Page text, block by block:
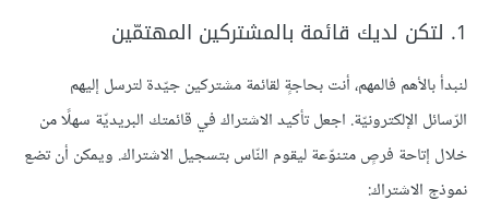
1. لتكن لديك قائمة بالمشتركين المهتمّين
لنبدأ بالأهم فالمهم، أنت بحاجةٍ لقائمة مشتركين جيّدة لترسل إليهم
الرّسائل الإلكترونيّة. اجعل تأكيد الاشتراك في قائمتك البريديّة سهلًا من
خلال إتاحة فرصٍ متنوّعة ليقوم النّاس بتسجيل الاشتراك. ويمكن أن تضع
نموذج الاشتراك: